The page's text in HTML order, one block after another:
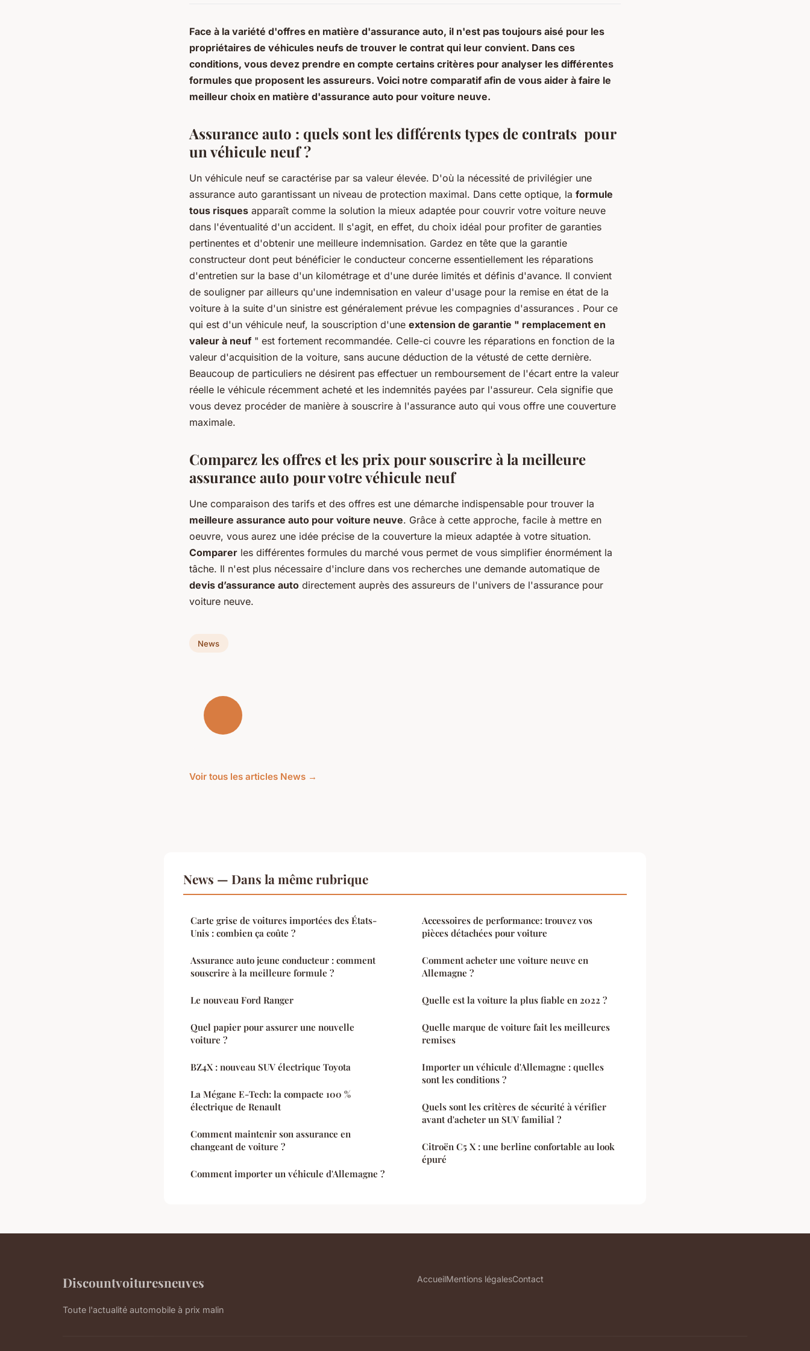
Face à la variété d'offres en matière d'assurance auto, il n'est pas toujours aisé pour les
propriétaires de véhicules neufs de trouver le contrat qui leur convient. Dans ces
conditions, vous devez prendre en compte certains critères pour analyser les différentes
formules que proposent les assureurs. Voici notre comparatif afin de vous aider à faire le
meilleur choix en matière d'assurance auto pour voiture neuve.
Assurance auto : quels sont les différents types de contrats pour
un véhicule neuf ?
Un véhicule neuf se caractérise par sa valeur élevée. D'où la nécessité de privilégier une
assurance auto garantissant un niveau de protection maximal. Dans cette optique, la formule
tous risques apparaît comme la solution la mieux adaptée pour couvrir votre voiture neuve
dans l'éventualité d'un accident. Il s'agit, en effet, du choix idéal pour profiter de garanties
pertinentes et d'obtenir une meilleure indemnisation. Gardez en tête que la garantie
constructeur dont peut bénéficier le conducteur concerne essentiellement les réparations
d'entretien sur la base d'un kilométrage et d'une durée limités et définis d'avance. Il convient
de souligner par ailleurs qu'une indemnisation en valeur d'usage pour la remise en état de la
voiture à la suite d'un sinistre est généralement prévue les compagnies d'assurances . Pour ce
qui est d'un véhicule neuf, la souscription d'une extension de garantie " remplacement en
valeur à neuf " est fortement recommandée. Celle-ci couvre les réparations en fonction de la
valeur d'acquisition de la voiture, sans aucune déduction de la vétusté de cette dernière.
Beaucoup de particuliers ne désirent pas effectuer un remboursement de l'écart entre la valeur
réelle le véhicule récemment acheté et les indemnités payées par l'assureur. Cela signifie que
vous devez procéder de manière à souscrire à l'assurance auto qui vous offre une couverture
maximale.
Comparez les offres et les prix pour souscrire à la meilleure
assurance auto pour votre véhicule neuf
Une comparaison des tarifs et des offres est une démarche indispensable pour trouver la
meilleure assurance auto pour voiture neuve. Grâce à cette approche, facile à mettre en
oeuvre, vous aurez une idée précise de la couverture la mieux adaptée à votre situation.
Comparer les différentes formules du marché vous permet de vous simplifier énormément la
tâche. Il n'est plus nécessaire d'inclure dans vos recherches une demande automatique de
devis d’assurance auto directement auprès des assureurs de l'univers de l'assurance pour
voiture neuve.
News
Voir tous les articles News →
News — Dans la même rubrique
Carte grise de voitures importées des États-
Unis : combien ça coûte ?
Assurance auto jeune conducteur : comment
souscrire à la meilleure formule ?
Le nouveau Ford Ranger
Quel papier pour assurer une nouvelle
voiture ?
BZ4X : nouveau SUV électrique Toyota
La Mégane E-Tech: la compacte 100 %
électrique de Renault
Comment maintenir son assurance en
changeant de voiture ?
Comment importer un véhicule d'Allemagne ?
Accessoires de performance: trouvez vos
pièces détachées pour voiture
Comment acheter une voiture neuve en
Allemagne ?
Quelle est la voiture la plus fiable en 2022 ?
Quelle marque de voiture fait les meilleures
remises
Importer un véhicule d'Allemagne : quelles
sont les conditions ?
Quels sont les critères de sécurité à vérifier
avant d'acheter un SUV familial ?
Citroën C5 X : une berline confortable au look
épuré
Discountvoituresneuves
Toute l'actualité automobile à prix malin
AccueilMentions légalesContact